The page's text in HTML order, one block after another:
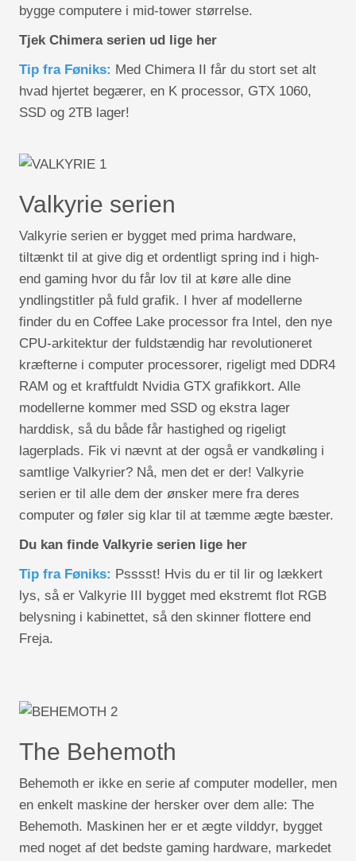
bygge computere i mid-tower størrelse.
Tjek Chimera serien ud lige her
Tip fra Føniks: Med Chimera II får du stort set alt
hvad hjertet begærer, en K processor, GTX 1060,
SSD og 2TB lager!
Valkyrie serien
Valkyrie serien er bygget med prima hardware,
tiltænkt til at give dig et ordentligt spring ind i high-
end gaming hvor du får lov til at køre alle dine
yndlingstitler på fuld grafik. I hver af modellerne
finder du en Coffee Lake processor fra Intel, den nye
CPU-arkitektur der fuldstændig har revolutioneret
kræfterne i computer processorer, rigeligt med DDR4
RAM og et kraftfuldt Nvidia GTX grafikkort. Alle
modellerne kommer med SSD og ekstra lager
harddisk, så du både får hastighed og rigeligt
lagerplads. Fik vi nævnt at der også er vandkøling i
samtlige Valkyrier? Nå, men det er der! Valkyrie
serien er til alle dem der ønsker mere fra deres
computer og føler sig klar til at tæmme ægte bæster.
Du kan finde Valkyrie serien lige her
Tip fra Føniks: Psssst! Hvis du er til lir og lækkert
lys, så er Valkyrie III bygget med ekstremt flot RGB
belysning i kabinettet, så den skinner flottere end
Freja.
The Behemoth
Behemoth er ikke en serie af computer modeller, men
en enkelt maskine der hersker over dem alle: The
Behemoth. Maskinen her er et ægte vilddyr, bygget
med noget af det bedste gaming hardware, markedet